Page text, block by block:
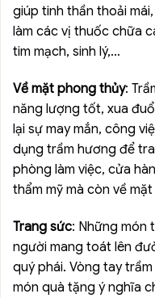
giúp tinh thần thoải
làm các vị thuốc chữa
tim mạch, sinh lý,…
Về mặt phong thủy:
năng lượng tốt, xua
lại sự may mắn, công
dụng trầm hương để
phòng làm việc, cửa
thẩm mỹ mà còn về
Trang sức: Những món
người mang toát lên
quý phái. Vòng tay
món quà tặng ý nghĩa